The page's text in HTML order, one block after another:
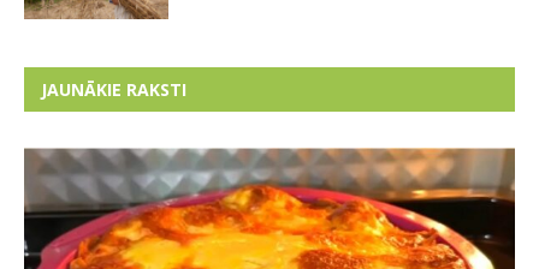
JAUNĀKIE RAKSTI